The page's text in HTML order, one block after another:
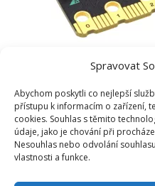
Spravovat
Abychom poskytli co nejlepší
přístupu k informacím o zařízení,
cookies. Souhlas s těmito
údaje, jako je chování při
Nesouhlas nebo odvolání
vlastnosti a funkce.